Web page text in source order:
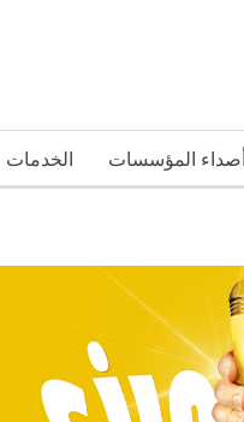
أصداء المؤسسات الخدمات